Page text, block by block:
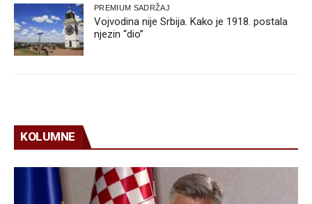
PREMIUM SADRŽAJ
Vojvodina nije Srbija. Kako je 1918. postala
njezin “dio”
KOLUMNE